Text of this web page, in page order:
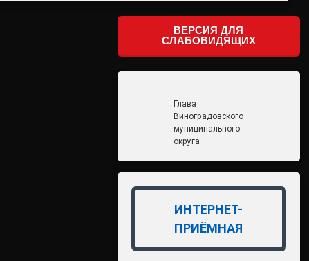
ВЕРСИЯ ДЛЯ
СЛАБОВИДЯЩИХ
Глава
Виноградовского
муниципального
округа
ИНТЕРНЕТ-
ПРИЁМНАЯ